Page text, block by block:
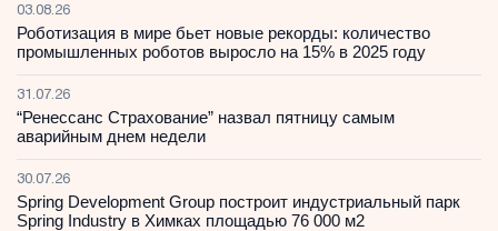
03.08.26
Роботизация в мире бьет новые рекорды: количество
промышленных роботов выросло на 15% в 2025 году
31.07.26
“Ренессанс Страхование” назвал пятницу самым
аварийным днем недели
30.07.26
Spring Development Group построит индустриальный парк
Spring Industry в Химках площадью 76 000 м2